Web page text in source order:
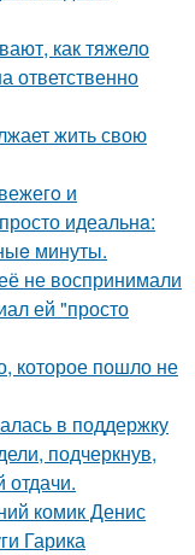
как тяжело
ответственно
жить свою
и
идеальнa:
минуты.
не воспринимали
ей "просто
которое пошло не
в поддержку
подчеркнув,
отдачи.
комик Денис
Гарика